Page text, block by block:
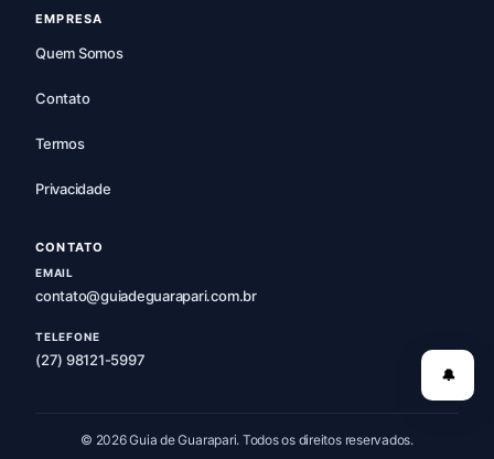
🔔
EMPRESA
Quem Somos
Contato
Termos
Privacidade
CONTATO
EMAIL
contato@guiadeguarapari.com.br
TELEFONE
(27) 98121-5997
© 2026 Guia de Guarapari. Todos os direitos reservados.